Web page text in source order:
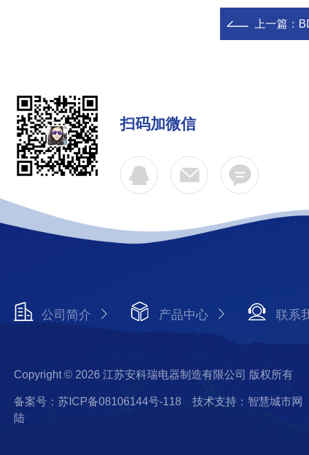
上一篇：
扫码加微信
公司简介 产品中心 联系
Copyright © 2026 江苏安科瑞电器制造有限公司 版权所有
备案号：苏ICP备08106144号-118
技术支持：智慧城市网
陆